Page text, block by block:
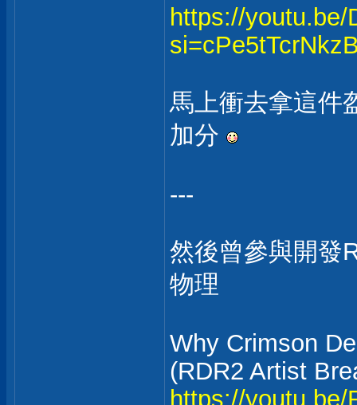
https://
馬上衝去拿這件
加分
---
然後曾參與開發
物理
Why Crimson
(RDR2 Artist
https://